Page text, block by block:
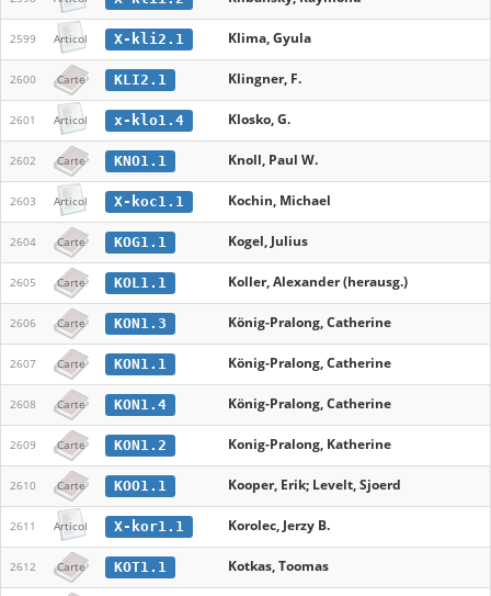
2599 Articol X-kli2.1 Klima, Gyula
2600 Carte KLI2.1 Klingner, F.
2601 Articol x-klo1.4 Klosko, G.
2602 Carte KNO1.1 Knoll, Paul W.
2603 Articol X-koc1.1 Kochin, Michael
2604 Carte KOG1.1 Kogel, Julius
2605 Carte KOL1.1 Koller, Alexander (herausg.)
2606 Carte KON1.3 König-Pralong, Catherine
2607 Carte KON1.1 König-Pralong, Catherine
2608 Carte KON1.4 König-Pralong, Catherine
2609 Carte KON1.2 Konig-Pralong, Katherine
2610 Carte KOO1.1 Kooper, Erik; Levelt, Sjoerd
2611 Articol X-kor1.1 Korolec, Jerzy B.
2612 Carte KOT1.1 Kotkas, Toomas